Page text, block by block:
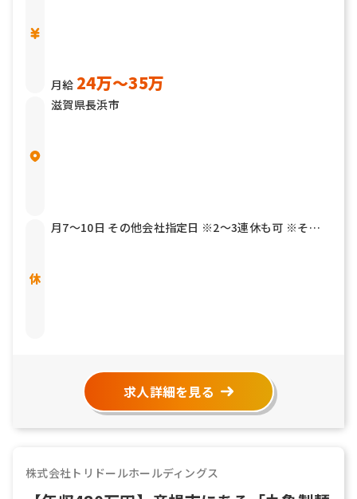
月給 24万〜35万
滋賀県長浜市
月7～10日 その他会社指定日 ※2～3連休も可 ※その
求人詳細を見る
株式会社トリドールホールディングス